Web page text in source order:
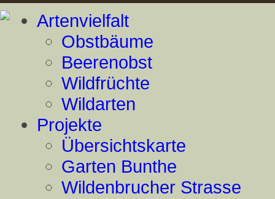
Artenvielfalt
Obstbäume
Beerenobst
Wildfrüchte
Wildarten
Projekte
Übersichtskarte
Garten Bunthe
Wildenbrucher Strasse